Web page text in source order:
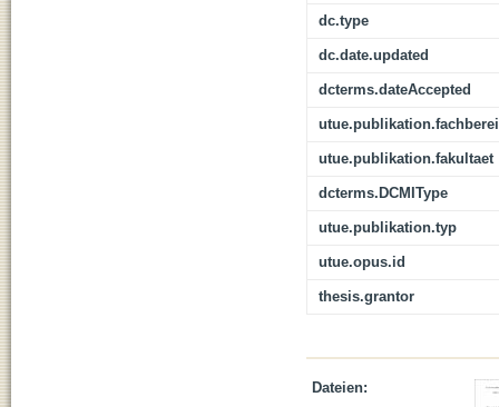
dc.type
dc.date.updated
dcterms.dateAccepted
utue.publikation.fakultaet
dcterms.DCMIType
utue.publikation.typ
utue.opus.id
thesis.grantor
Dateien: